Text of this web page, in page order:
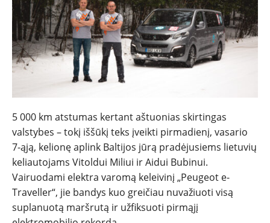
NAUJIENOS
TESTAI
5 000 km atstumas kertant aštuonias skirtingas
valstybes – tokį iššūkį teks įveikti pirmadienį, vasario
7-ąją, kelionę aplink Baltijos jūrą pradėjusiems lietuvių
keliautojams Vitoldui Miliui ir Aidui Bubinui.
Vairuodami elektra varomą keleivinį „Peugeot e-
Traveller“, jie bandys kuo greičiau nuvažiuoti visą
suplanuotą maršrutą ir užfiksuoti pirmąjį